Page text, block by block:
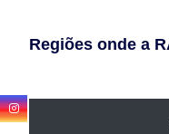
Regiões onde a